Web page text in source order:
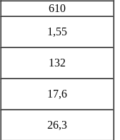
610
1,55
132
17,6
26,3